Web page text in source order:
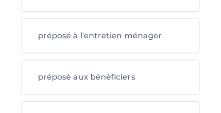
préposé à l'entretien ménager
préposé aux bénéficiers